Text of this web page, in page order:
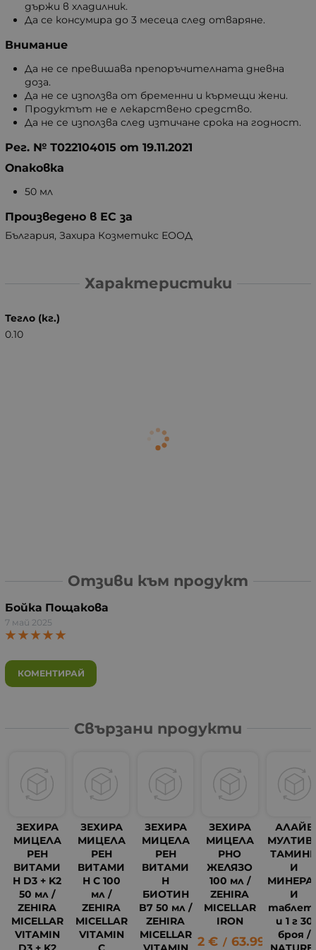
държи в хладилник.
Да се консумира до 3 месеца след отваряне.
Внимание
Да не се превишава препоръчителната дневна
доза.
Да не се използва от бременни и кърмещи жени.
Продуктът не е лекарствено средство.
Да не се използва след изтичане срока на годност.
Рег. № Т022104015 от 19.11.2021
Опаковка
50 мл
Произведено в ЕС за
България, Захира Козметикс ЕООД
Характеристики
Тегло (кг.)
0.10
Отзиви към продукт
Бойка Пощакова
7 май 2025
КОМЕНТИРАЙ
Свързани продукти
ЗЕХИРА
МИЦЕЛА
РЕН
ВИТАМИ
Н D3 + K2
50 мл /
ZEHIRA
MICELLAR
VITAMIN
ЗЕХИРА
МИЦЕЛА
РЕН
ВИТАМИ
Н C 100
мл /
ZEHIRA
MICELLAR
VITAMIN
ЗЕХИРА
МИЦЕЛА
РЕН
ВИТАМИ
Н
БИОТИН
B7 50 мл /
ZEHIRA
MICELLAR
ЗЕХИРА
МИЦЕЛА
РНО
ЖЕЛЯЗО
100 мл /
ZEHIRA
MICELLAR
IRON
32.72 € / 63.99 лв.
АЛАЙВ
И
И
и 1 г 30
броя /